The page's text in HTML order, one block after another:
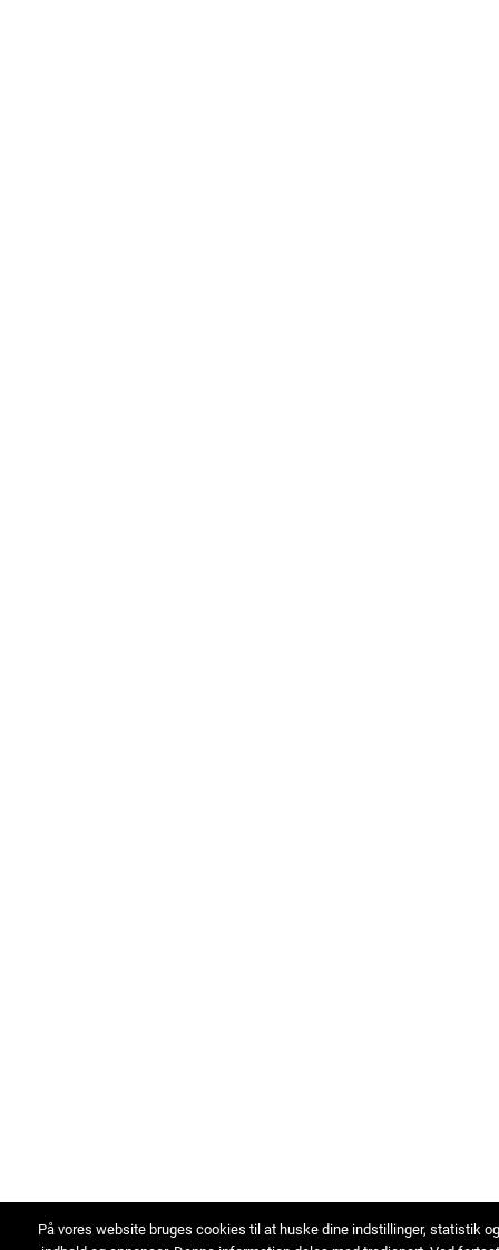
På vores website bruges cookies til at huske dine indstillinger, statistik